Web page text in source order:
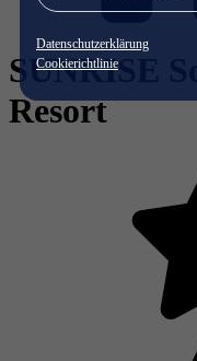
Datenschutzerklärung
Cookierichtlinie
SUNRISE
Resort